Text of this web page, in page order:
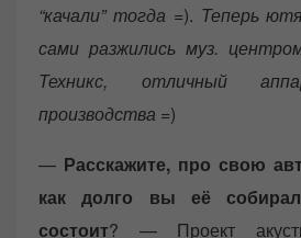
“качали” тогда =). Теперь
сами разжились муз.
Техникс, отличный
производства =)
— Расскажите, про свою
как долго вы её
состоит? — Проект